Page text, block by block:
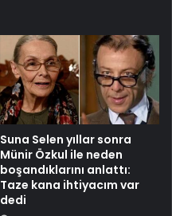
Suna Selen yıllar sonra
Münir Özkul ile neden
boşandıklarını anlattı:
Taze kana ihtiyacım var
dedi